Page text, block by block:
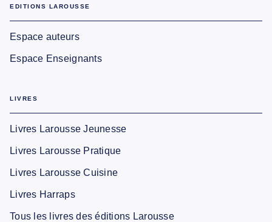
EDITIONS LAROUSSE
Espace auteurs
Espace Enseignants
LIVRES
Livres Larousse Jeunesse
Livres Larousse Pratique
Livres Larousse Cuisine
Livres Harraps
Tous les livres des éditions Larousse